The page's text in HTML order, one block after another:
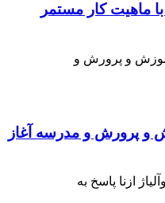
ماهیت کار مستمر
و پرورش و مدرسه آغاز